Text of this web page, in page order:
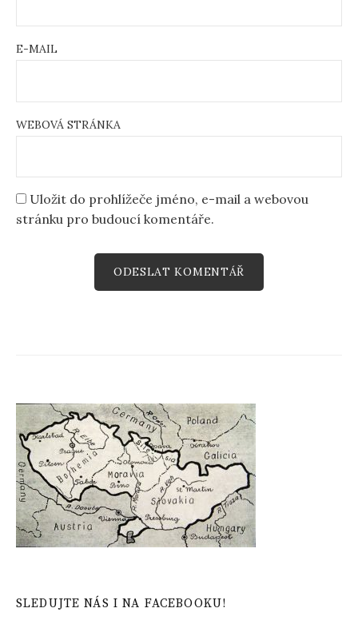
E-MAIL
WEBOVÁ STRÁNKA
Uložit do prohlížeče jméno, e-mail a webovou
stránku pro budoucí komentáře.
SLEDUJTE NÁS I NA FACEBOOKU!